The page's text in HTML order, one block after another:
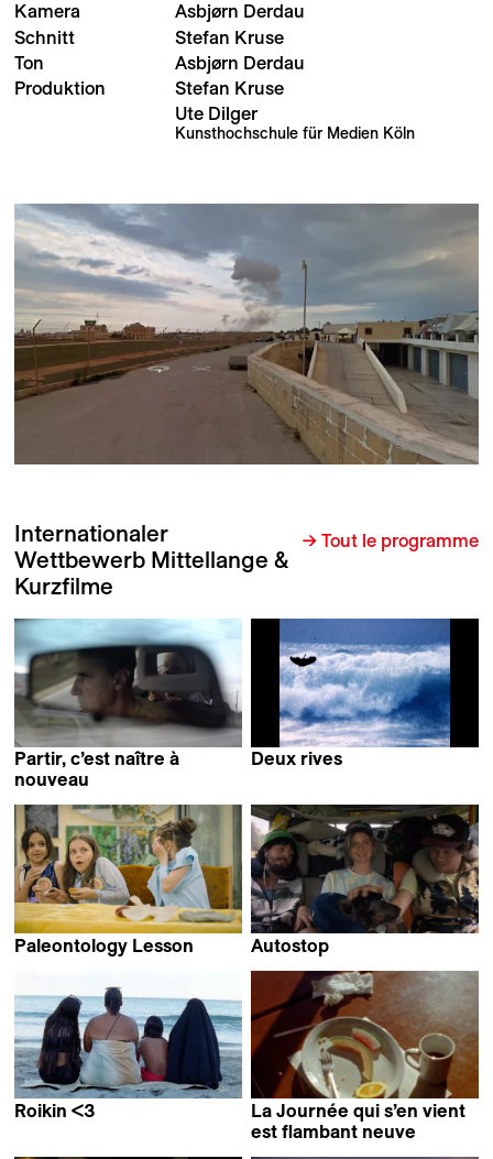
Kamera
Asbjørn Derdau
Schnitt
Stefan Kruse
Ton
Asbjørn Derdau
Produktion
Stefan Kruse
Ute Dilger
Kunsthochschule für Medien Köln
Internationaler
Wettbewerb Mittellange &
Kurzfilme
→ Tout le programme
Partir, c’est naître à
nouveau
Deux rives
Paleontology Lesson
Autostop
Roikin <3
La Journée qui s’en vient
est flambant neuve